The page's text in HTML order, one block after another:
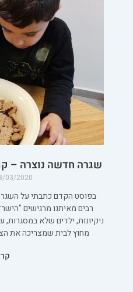
שגרה חדשה נוצרה –
03/2020
בפוסט הקדם כתבתי על
רבים מאיתנו מרגישים
ניקיונות, ילדים שלא במסגרות,
מחוץ לבית שמצריכה את